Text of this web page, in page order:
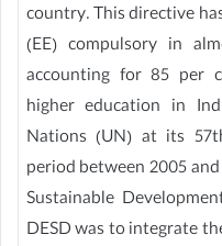
country. This directive
(EE) compulsory in
accounting for 85 per
higher education in
Nations (UN) at its
period between 2005
Sustainable
DESD was to integrate